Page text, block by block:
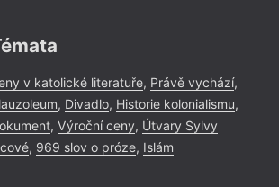
v katolické literatuře, Právě vychází,
, Divadlo, Historie kolonialismu,
, Výroční ceny, Útvary Sylvy
, 969 slov o próze, Islám